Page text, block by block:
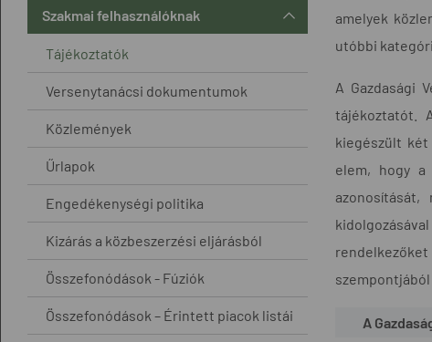
Szakmai felhasználóknak
Tájékoztatók
Versenytanácsi dokumentumok
Közlemények
Űrlapok
Engedékenységi politika
Kizárás a közbeszerzési eljárásból
Összefonódások - Fúziók
Összefonódások – Érintett piacok listái
amelyek
utóbbi
A Gazdasági
tájékoztatót.
kiegészült
elem, hogy
A